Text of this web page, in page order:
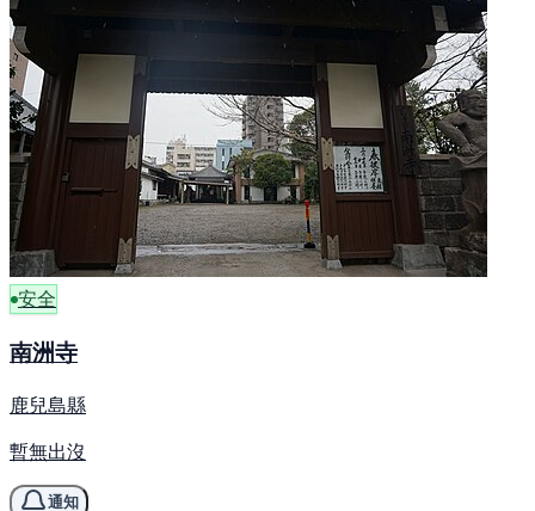
安全
南洲寺
鹿兒島縣
暫無出沒
通知